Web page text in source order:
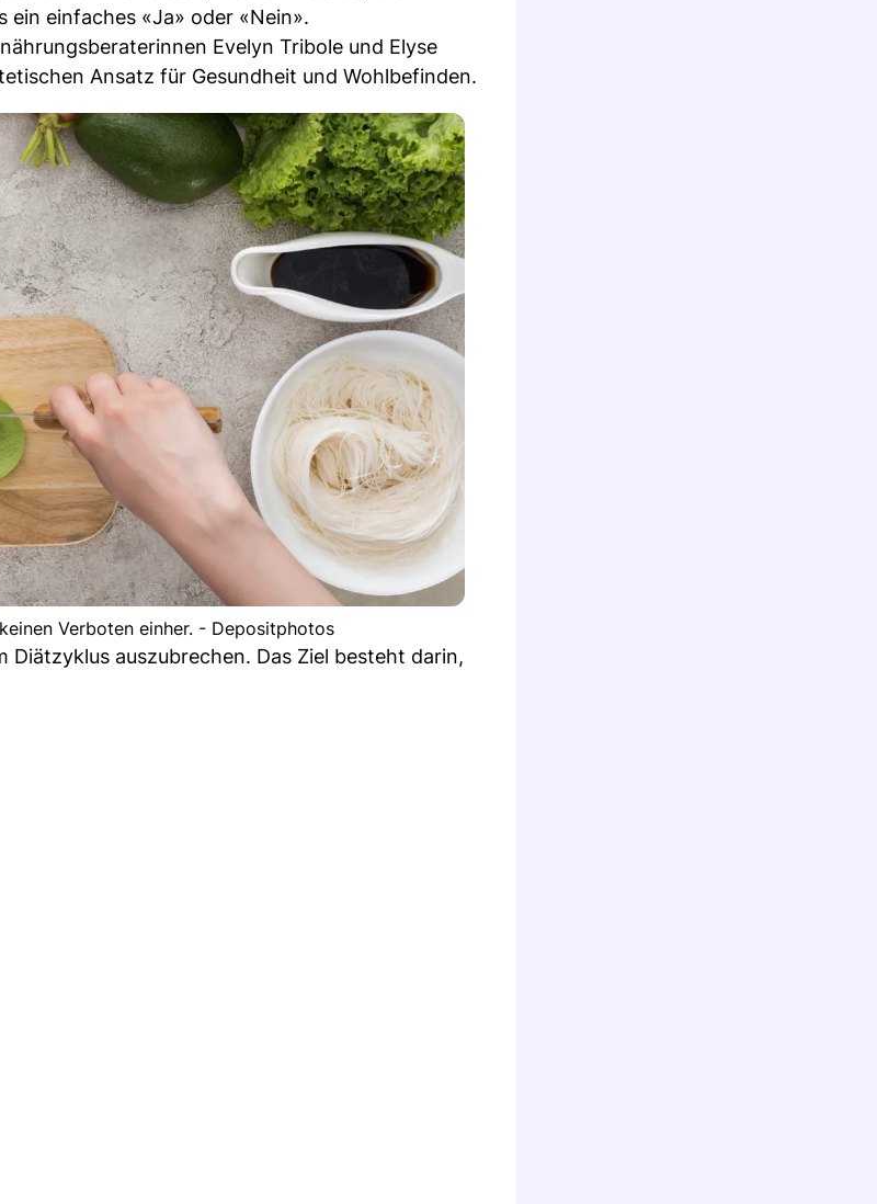
einfaches «Ja» oder «Nein».
Evelyn Tribole und Elyse
Ansatz für Gesundheit und Wohlbefinden.
Verboten einher. - Depositphotos
Diätzyklus auszubrechen. Das Ziel besteht darin,